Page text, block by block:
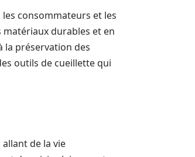
les consommateurs et les
durables et en
la préservation des
outils de cueillette qui
de la vie